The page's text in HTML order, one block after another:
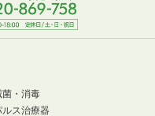
菌・消毒
ルス治療器